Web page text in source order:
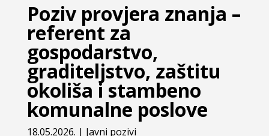
Poziv provjera znanja –
referent za
gospodarstvo,
graditeljstvo, zaštitu
okoliša i stambeno
komunalne poslove
18.05.2026. | Javni pozivi